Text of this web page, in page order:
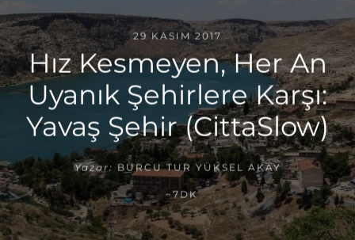
29 KASIM 2017
Hız Kesmeyen, Her An
Uyanık Şehirlere Karşı:
Yavaş Şehir (CittaSlow)
Yazar: BURCU TUR YÜKSEL AKAY
~7DK